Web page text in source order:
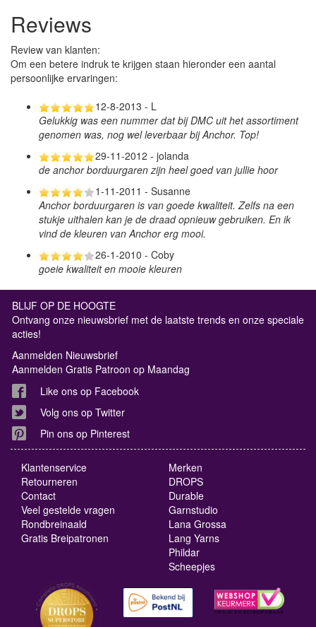
Reviews
Review van klanten:
Om een betere indruk te krijgen staan hieronder een aantal
persoonlijke ervaringen:
12-8-2013 - L
Gelukkig was een nummer dat bij DMC uit het assortiment
genomen was, nog wel leverbaar bij Anchor. Top!
29-11-2012 - jolanda
de anchor borduurgaren zijn heel goed van jullie hoor
1-11-2011 - Susanne
Anchor borduurgaren is van goede kwaliteit. Zelfs na een
stukje uithalen kan je de draad opnieuw gebruiken. En ik
vind de kleuren van Anchor erg mooi.
26-1-2010 - Coby
goeie kwaliteit en mooie kleuren
BLIJF OP DE HOOGTE
Ontvang onze nieuwsbrief met de laatste trends en onze speciale
acties!
Aanmelden Nieuwsbrief
Aanmelden Gratis Patroon op Maandag
Like ons op Facebook
Volg ons op Twitter
Pin ons op Pinterest
Klantenservice
Retourneren
Contact
Veel gestelde vragen
Rondbreinaald
Gratis Breipatronen
Merken
DROPS
Durable
Garnstudio
Lana Grossa
Lang Yarns
Phildar
Scheepjes